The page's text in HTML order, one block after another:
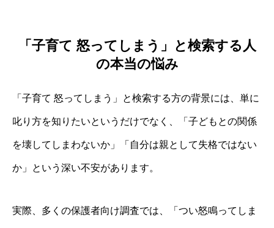
「子育て 怒ってしまう」と検索する人
の本当の悩み
「子育て 怒ってしまう」と検索する方の背景には、単に
叱り方を知りたいというだけでなく、「子どもとの関係
を壊してしまわないか」「自分は親として失格ではない
か」という深い不安があります。
実際、多くの保護者向け調査では、「つい怒鳴ってしま